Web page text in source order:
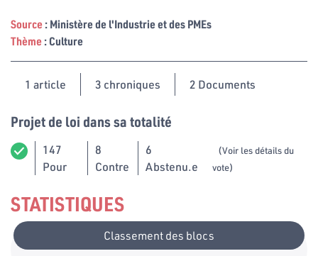
STATISTIQUES
Classement des blocs
Source: Ministère de l'Industrie et des PMEs
Thème: Culture
1 article 3 chroniques 2 Documents
Projet de loi dans sa totalité
147
Pour
8
Contre
6
Abstenu.e
(Voir les détails du
vote)